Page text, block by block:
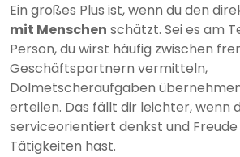
Ein großes Plus ist, wenn du den
mit Menschen schätzt. Sei es am
Person, du wirst häufig zwischen
Geschäftspartnern vermitteln,
Dolmetscheraufgaben
erteilen. Das fällt dir leichter, wenn
serviceorientiert denkst und
Tätigkeiten hast.